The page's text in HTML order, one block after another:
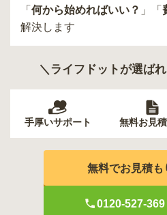
「 何から始めればいい？ 」「
解決します
＼ライフドットが選ば
手厚いサポート 無料お見
無料でお見積も
0120-527-369